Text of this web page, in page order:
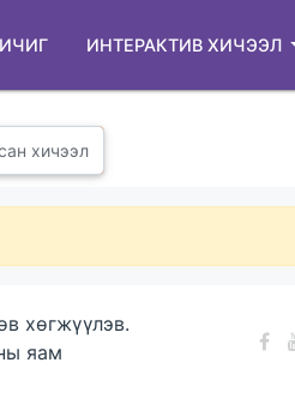
ИНТЕРАКТИВ ХИЧЭЭЛ
хичээл
хөгжүүлэв.
яам